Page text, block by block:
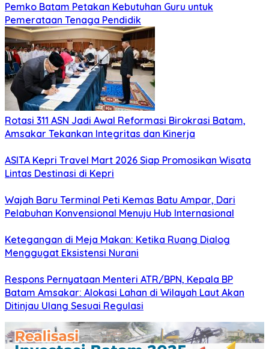
Pemko Batam Petakan Kebutuhan Guru untuk
Pemerataan Tenaga Pendidik
Rotasi 311 ASN Jadi Awal Reformasi Birokrasi Batam,
Amsakar Tekankan Integritas dan Kinerja
ASITA Kepri Travel Mart 2026 Siap Promosikan Wisata
Lintas Destinasi di Kepri
Wajah Baru Terminal Peti Kemas Batu Ampar, Dari
Pelabuhan Konvensional Menuju Hub Internasional
Ketegangan di Meja Makan: Ketika Ruang Dialog
Menggugat Eksistensi Nurani
Respons Pernyataan Menteri ATR/BPN, Kepala BP
Batam Amsakar: Alokasi Lahan di Wilayah Laut Akan
Ditinjau Ulang Sesuai Regulasi